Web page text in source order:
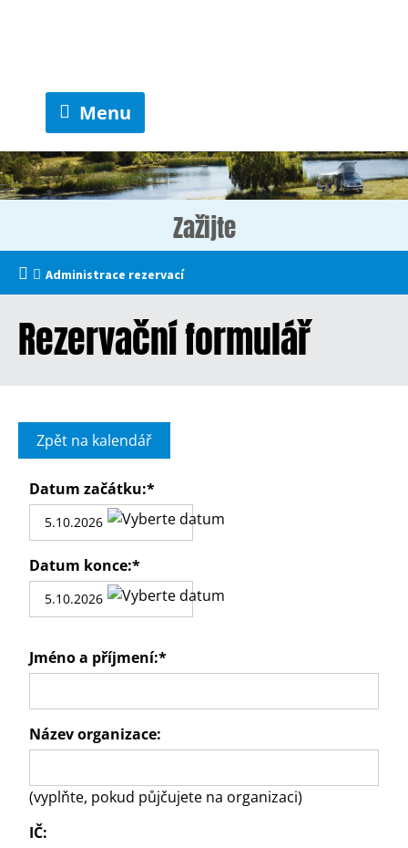
Menu
Zažijte
Administrace rezervací
Rezervační formulář
Zpět na kalendář
Datum začátku:*
Datum konce:*
Jméno a příjmení:*
Název organizace:
(vyplňte, pokud půjčujete na organizaci)
IČ: